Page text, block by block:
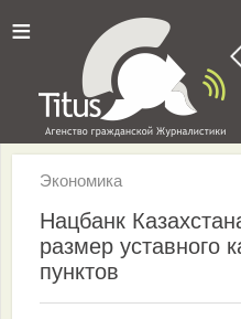
≡
Экономика
Нацбанк
размер уставного
пунктов